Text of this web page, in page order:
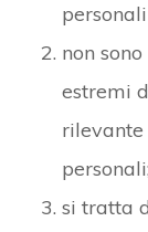
non
estremi
personali;
si tratta